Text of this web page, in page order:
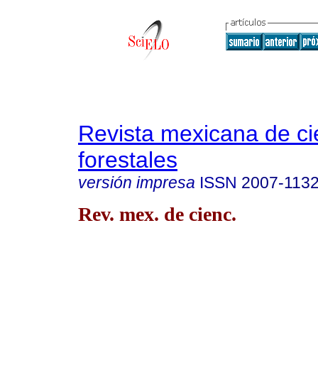
Revista mexicana de
forestales
versión impresa ISSN 2007-
Rev. mex. de cienc.